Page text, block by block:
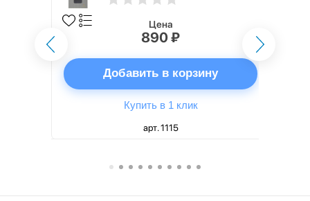
Цена
890 ₽
Добавить в корзину
Купить в 1 клик
арт. 1115